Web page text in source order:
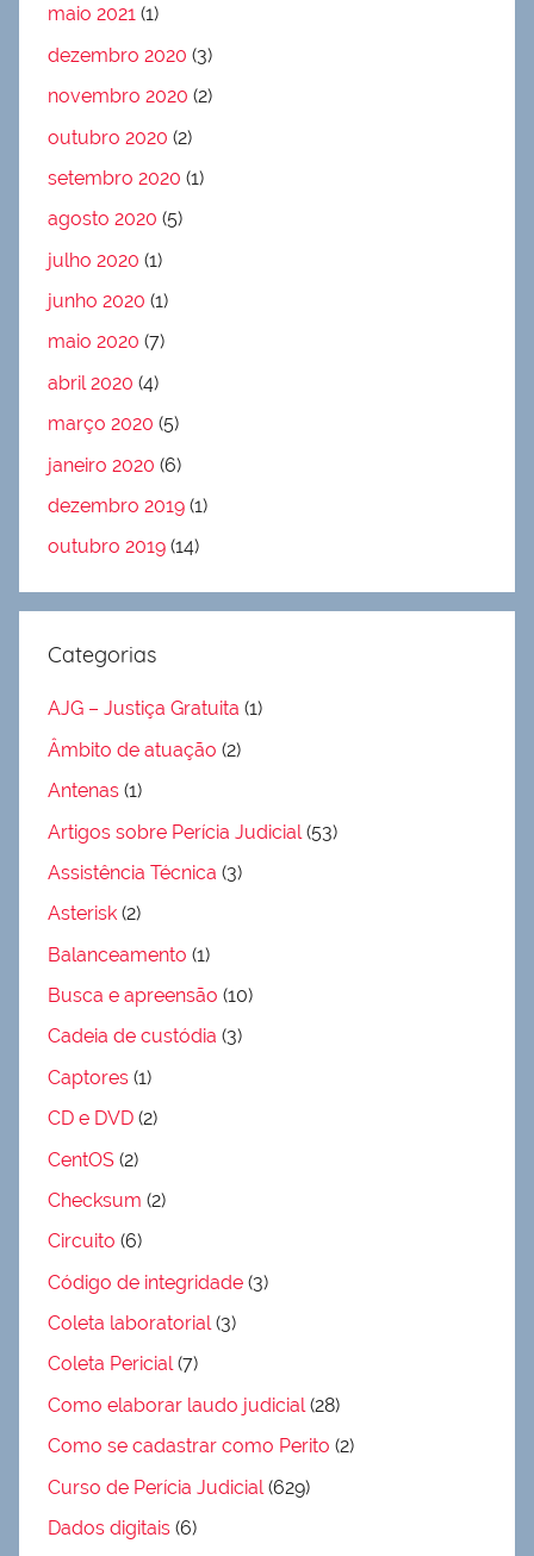
maio 2021 (1)
dezembro 2020 (3)
novembro 2020 (2)
outubro 2020 (2)
setembro 2020 (1)
agosto 2020 (5)
julho 2020 (1)
junho 2020 (1)
maio 2020 (7)
abril 2020 (4)
março 2020 (5)
janeiro 2020 (6)
dezembro 2019 (1)
outubro 2019 (14)
Categorias
AJG – Justiça Gratuita (1)
Âmbito de atuação (2)
Antenas (1)
Artigos sobre Perícia Judicial (53)
Assistência Técnica (3)
Asterisk (2)
Balanceamento (1)
Busca e apreensão (10)
Cadeia de custódia (3)
Captores (1)
CD e DVD (2)
CentOS (2)
Checksum (2)
Circuito (6)
Código de integridade (3)
Coleta laboratorial(3)
Coleta Pericial(7)
Como elaborar laudo judicial(28)
Como se cadastrar como Perito (2)
Curso de Perícia Judicial (629)
Dados digitais (6)